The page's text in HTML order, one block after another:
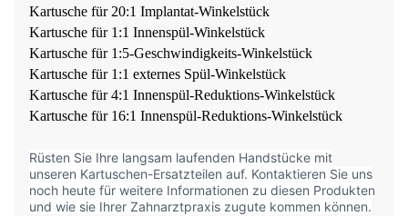
Kartusche für 20:1 Implantat-Winkelstück
Kartusche für 1:1 Innenspül-Winkelstück
Kartusche für 1:5-Geschwindigkeits-Winkelstück
Kartusche für 1:1 externes Spül-Winkelstück
Kartusche für 4:1 Innenspül-Reduktions-Winkelstück
Kartusche für 16:1 Innenspül-Reduktions-Winkelstück
Rüsten Sie Ihre langsam laufenden Handstücke mit
unseren Kartuschen-Ersatzteilen auf. Kontaktieren Sie uns
noch heute für weitere Informationen zu diesen Produkten
und wie sie Ihrer Zahnarztpraxis zugute kommen können.